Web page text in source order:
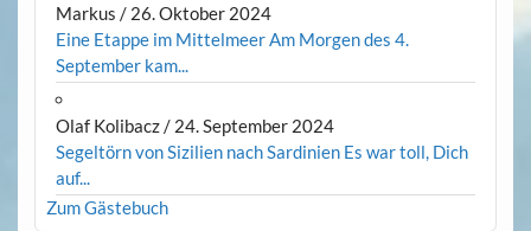
Markus / 26. Oktober 2024
Eine Etappe im Mittelmeer Am Morgen des 4.
September kam...
Olaf Kolibacz/ 24. September 2024
Segeltörn von Sizilien nach Sardinien Es war toll, Dich
auf...
Zum Gästebuch